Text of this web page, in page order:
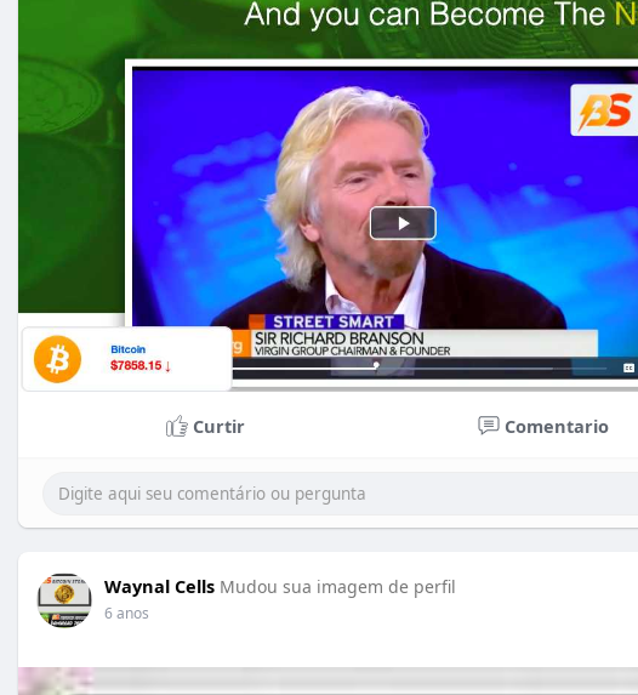
Curtir Comentario
Waynal Cells Mudou sua imagem de perfil
6 anos